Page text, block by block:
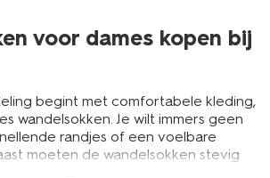
voor dames kopen bij
begint met comfortabele kleding,
wandelsokken. Je wilt immers geen
randjes of een voelbare
moeten de wandelsokken stevig